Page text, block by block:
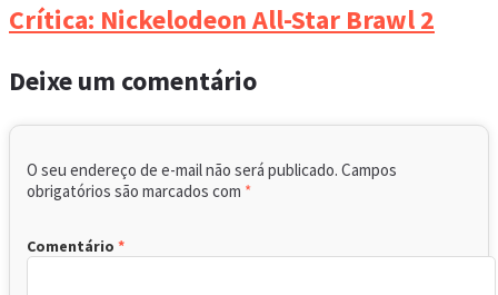
Crítica: Nickelodeon All-Star Brawl 2
Deixe um comentário
O seu endereço de e-mail não será publicado. Campos
obrigatórios são marcados com *
Comentário *